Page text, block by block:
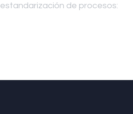
estandarización de procesos: